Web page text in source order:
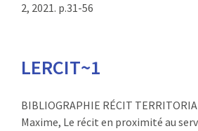
2, 2021. p.31-56
LERCIT~1
BIBLIOGRAPHIE RÉCIT
Maxime, Le récit en proximité au